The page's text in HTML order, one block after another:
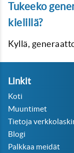
Tukeeko
kielillä?
Kyllä,
Linkit
Koti
Muuntimet
Tietoja
Blogi
Palkkaa meidät